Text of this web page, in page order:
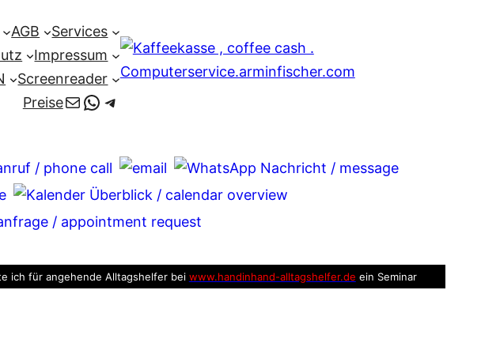
AGB
Services
Impressum
Screenreader
PreiseE-MailWhatsApp
Telegram
ich für angehende Alltagshelfer bei www.handinhand-alltagshelfer.de ein Seminar